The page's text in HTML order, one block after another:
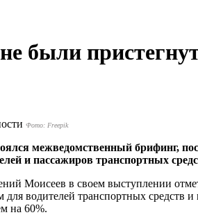
были
Фото: Freepik
межведомственный брифинг,
и пассажиров транспортных
Моисеев в своем выступлении
водителей транспортных средств
на 60%.​